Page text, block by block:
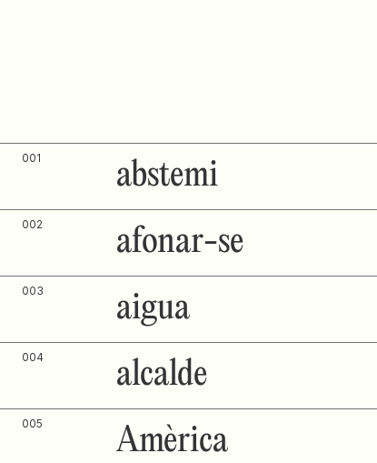
001 abstemi
002 afonar-se
003 aigua
004 alcalde
005 Amèrica